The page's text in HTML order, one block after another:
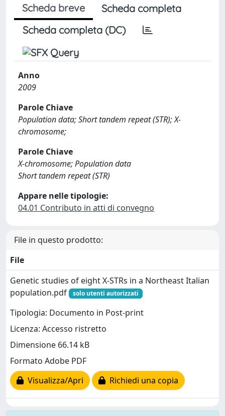
Scheda breve
Scheda completa
Scheda completa (DC)
Anno
2009
Parole Chiave
Population data; Short tandem repeat (STR); X-
chromosome;
Parole Chiave
X-chromosome; Population data
Short tandem repeat (STR)
Appare nelle tipologie:
04.01 Contributo in atti di convegno
File in questo prodotto:
File
Genetic studies of eight X-STRs in a Northeast Italian
population.pdf
solo utenti autorizzati
Tipologia: Documento in Post-print
Licenza: Accesso ristretto
Dimensione 66.14 kB
Formato Adobe PDF
Visualizza/Apri
Richiedi una copia